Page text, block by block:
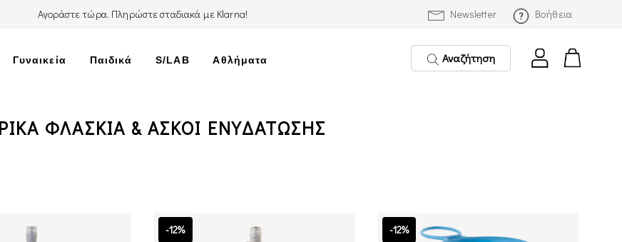
Newsletter Βοήθεια
Αγοράστε τώρα. Πληρώστε σταδιακά με Klarna!
Γυναικεία Παιδικά S/LAB Αθλήματα Αναζήτηση
ΦΛΑΣΚΙΑ & ΑΣΚΟΙ ΕΝΥΔΑΤΩΣΗΣ
-12% -12%